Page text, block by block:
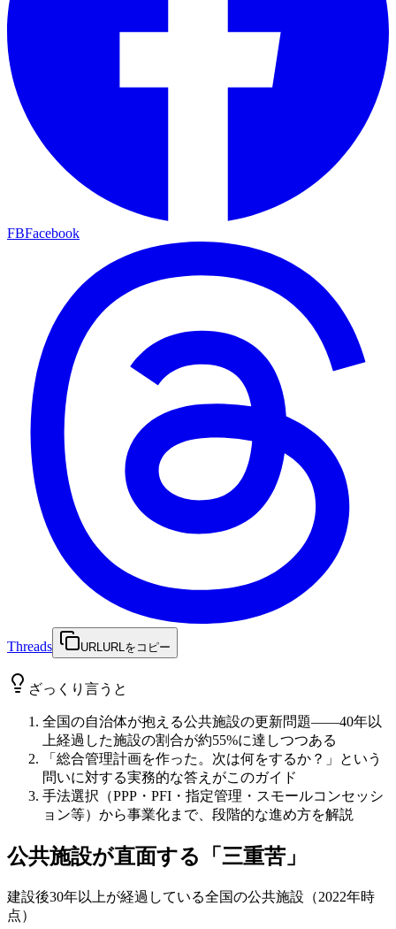
FBFacebook
Threads URLURLをコピー
ざっくり言うと
全国の自治体が抱える公共施設の更新問題——40年以
上経過した施設の割合が約55%に達しつつある
「総合管理計画を作った。次は何をするか？」という
問いに対する実務的な答えがこのガイド
手法選択（PPP・PFI・指定管理・スモールコンセッシ
ョン等）から事業化まで、段階的な進め方を解説
公共施設が直面する「三重苦」
建設後30年以上が経過している全国の公共施設（2022年時
点）